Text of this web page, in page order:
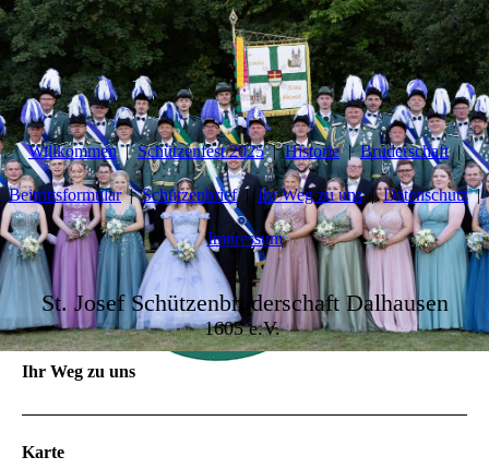
Willkommen Schützenfest 2025 Historie Bruderschaft
Beitrittsformular Schützenbrief Ihr Weg zu uns Datenschutz
Impressum
St. Josef Schützenbruderschaft Dalhausen
1605 e.V.
Ihr Weg zu uns
Karte